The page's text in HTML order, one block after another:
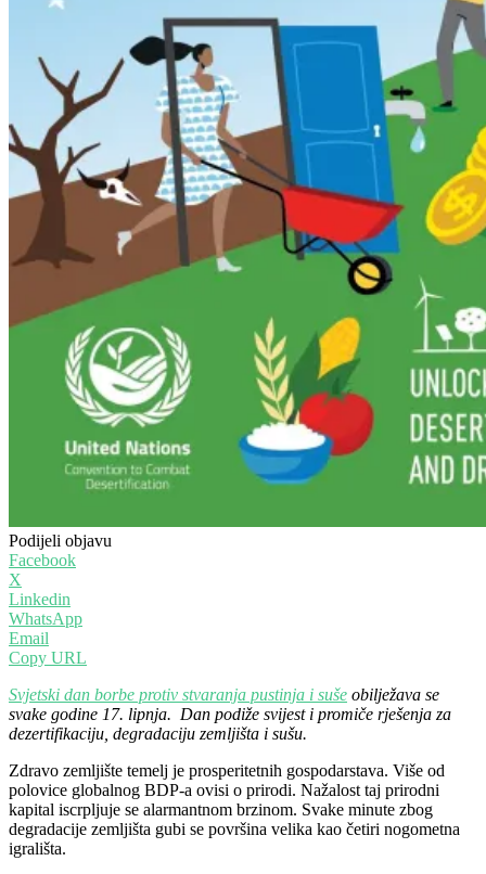
Podijeli objavu
Facebook
X
Linkedin
WhatsApp
Email
Copy URL
Svjetski dan borbe protiv stvaranja pustinja i suše obilježava se
svake godine 17. lipnja. Dan podiže svijest i promiče rješenja za
dezertifikaciju, degradaciju zemljišta i sušu.
Zdravo zemljište temelj je prosperitetnih gospodarstava. Više od
polovice globalnog BDP-a ovisi o prirodi. Nažalost taj prirodni
kapital iscrpljuje se alarmantnom brzinom. Svake minute zbog
degradacije zemljišta gubi se površina velika kao četiri nogometna
igrališta.